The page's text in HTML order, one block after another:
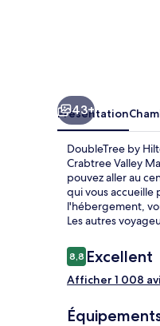
43+
Présentation
DoubleTree by
Crabtree Valley
pouvez aller au
qui vous accueille
l'hébergement,
Les autres
Avis
voyageurs
8,88,8 sur 10
Excellent
Afficher 1 008